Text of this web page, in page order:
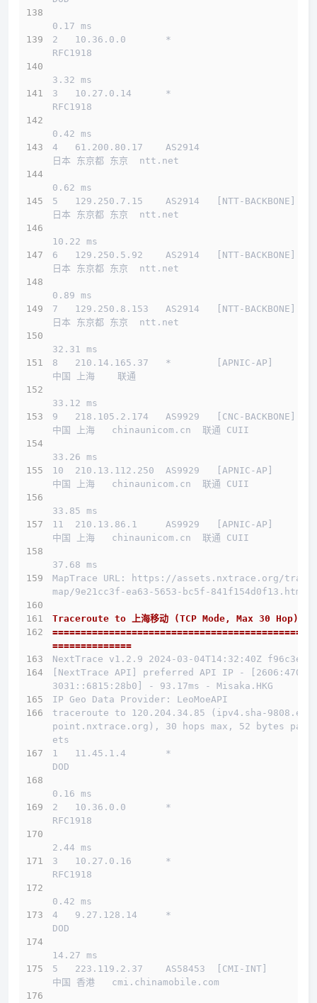
0.17 ms
2   10.36.0.0       *
RFC1918
3.32 ms
3   10.27.0.14      *
RFC1918
0.42 ms
4   61.200.80.17    AS2914
日本 东京都 东京  ntt.net
0.62 ms
5   129.250.7.15    AS2914   [NTT-BACKBONE]
日本 东京都 东京  ntt.net
10.22 ms
6   129.250.5.92    AS2914   [NTT-BACKBONE]
日本 东京都 东京  ntt.net
0.89 ms
7   129.250.8.153   AS2914   [NTT-BACKBONE]
日本 东京都 东京  ntt.net
32.31 ms
8   210.14.165.37   *        [APNIC-AP]
中国 上海    联通
33.12 ms
9   218.105.2.174   AS9929   [CNC-BACKBONE]
中国 上海   chinaunicom.cn  联通 CUII
33.26 ms
10  210.13.112.250  AS9929   [APNIC-AP]
中国 上海   chinaunicom.cn  联通 CUII
33.85 ms
11  210.13.86.1     AS9929   [APNIC-AP]
中国 上海   chinaunicom.cn  联通 CUII
37.68 ms
MapTrace URL: https://assets.nxtrace.org/trace
map/9e21cc3f-ea63-5653-bc5f-841f154d0f13.html
Traceroute to 上海移动 (TCP Mode, Max 30 Hop)
==============================================
==============
NextTrace v1.2.9 2024-03-04T14:32:40Z f96c3e5
[NextTrace API] preferred API IP - [2606:4700:
3031::6815:28b0] - 93.17ms - Misaka.HKG
IP Geo Data Provider: LeoMoeAPI
traceroute to 120.204.34.85 (ipv4.sha-9808.end
point.nxtrace.org), 30 hops max, 52 bytes pack
ets
1   11.45.1.4       *
DOD
0.16 ms
2   10.36.0.0       *
RFC1918
2.44 ms
3   10.27.0.16      *
RFC1918
0.42 ms
4   9.27.128.14     *
DOD
14.27 ms
5   223.119.2.37    AS58453  [CMI-INT]
中国 香港   cmi.chinamobile.com